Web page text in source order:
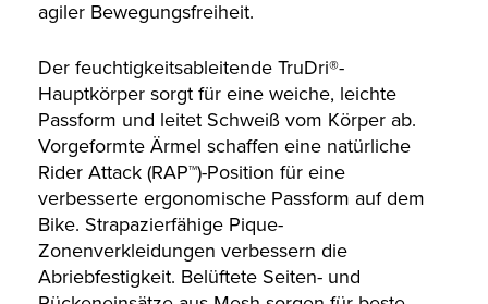
agiler Bewegungsfreiheit.
Der feuchtigkeitsableitende TruDri®-
Hauptkörper sorgt für eine weiche, leichte
Passform und leitet Schweiß vom Körper ab.
Vorgeformte Ärmel schaffen eine natürliche
Rider Attack (RAP™)-Position für eine
verbesserte ergonomische Passform auf dem
Bike. Strapazierfähige Pique-
Zonenverkleidungen verbessern die
Abriebfestigkeit. Belüftete Seiten- und